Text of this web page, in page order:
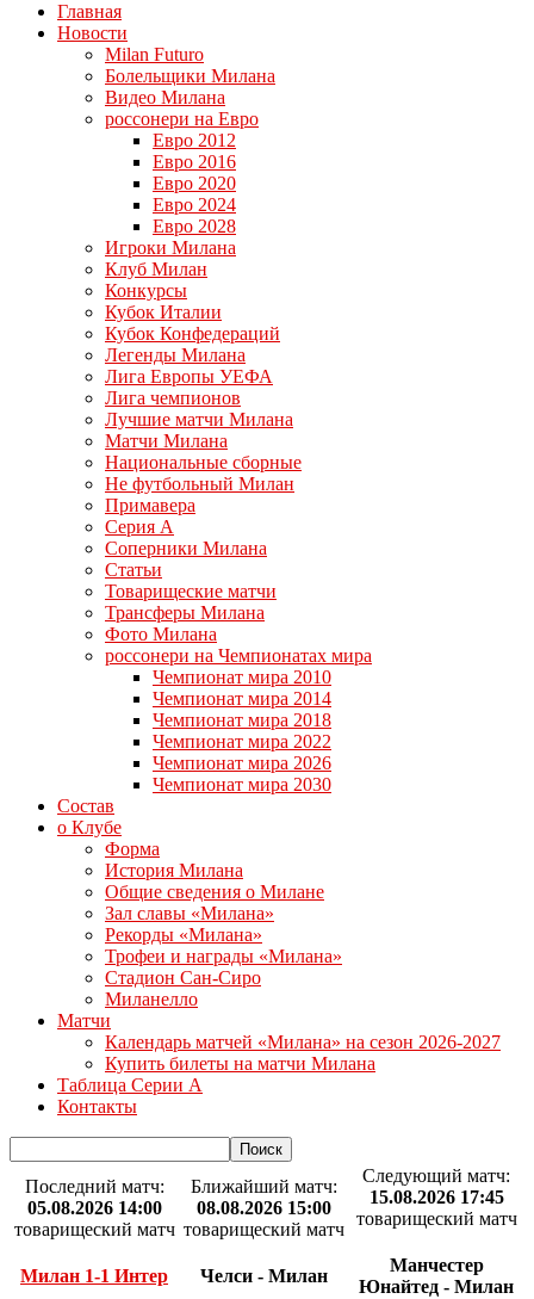
Главная
Новости
Milan Futuro
Болельщики Милана
Видео Милана
россонери на Евро
Евро 2012
Евро 2016
Евро 2020
Евро 2024
Евро 2028
Игроки Милана
Клуб Милан
Конкурсы
Кубок Италии
Кубок Конфедераций
Легенды Милана
Лига Европы УЕФА
Лига чемпионов
Лучшие матчи Милана
Матчи Милана
Национальные сборные
Не футбольный Милан
Примавера
Серия А
Соперники Милана
Статьи
Товарищеские матчи
Трансферы Милана
Фото Милана
россонери на Чемпионатах мира
Чемпионат мира 2010
Чемпионат мира 2014
Чемпионат мира 2018
Чемпионат мира 2022
Чемпионат мира 2026
Чемпионат мира 2030
Состав
о Клубе
Форма
История Милана
Общие сведения о Милане
Зал славы «Милана»
Рекорды «Милана»
Трофеи и награды «Милана»
Стадион Сан-Сиро
Миланелло
Матчи
Календарь матчей «Милана» на сезон 2026-2027
Купить билеты на матчи Милана
Таблица Серии А
Контакты
Последний матч:
05.08.2026 14:00
товарищеский матч
Милан 1-1 Интер
Ближайший матч:
08.08.2026 15:00
товарищеский матч
Челси - Милан
Следующий матч:
15.08.2026 17:45
товарищеский матч
Манчестер
Юнайтед - Милан